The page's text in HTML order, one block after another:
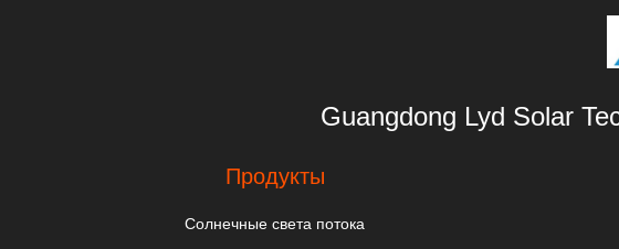
Guangdong Lyd Solar
Продукты
Солнечные света потока